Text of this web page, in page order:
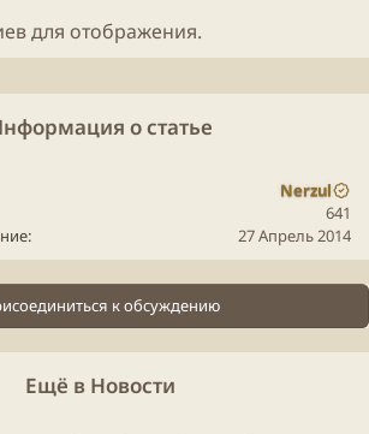
смертями игрока.
для отображения.
о статье
Nerzul
641
27 Апрель 2014
к обсуждению
Ещё в Новости